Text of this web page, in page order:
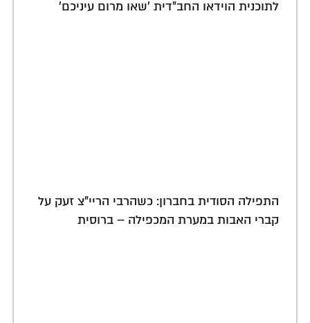
לתוכנית הוידאו החב"דית 'שאו מרום עיניכם'
התפילה הסודית בחברון: כשהרבי הריי"צ זעק על
קברי האבות במערת המכפילה – ברוסית